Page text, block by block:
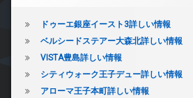
ドゥーエ銀座イースト3詳しい情報
ベルシードステアー大森北詳しい情報
VISTA豊島詳しい情報
シティウォーク王子デュー詳しい情報
アローマ王子本町詳しい情報